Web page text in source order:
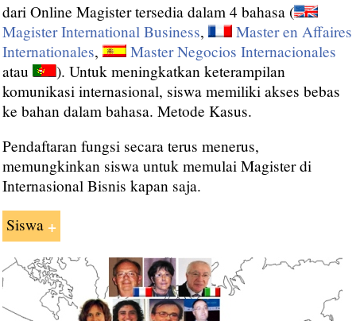
dari Online Magister tersedia dalam 4 bahasa (
Magister International Business,
Master en Affaires
Internationales,
Master Negocios Internacionales
atau
). Untuk meningkatkan keterampilan
komunikasi internasional, siswa memiliki akses bebas
ke bahan dalam bahasa. Metode Kasus.
Pendaftaran fungsi secara terus menerus,
memungkinkan siswa untuk memulai Magister di
Internasional Bisnis kapan saja.
Siswa
EENI Siswa Muslim: